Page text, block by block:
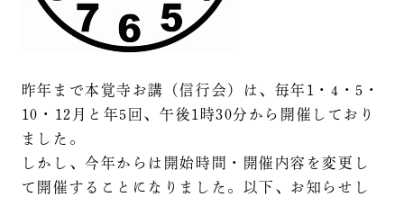
昨年まで本覚寺お講（信行会）は、毎年1・4・5・
10・12月と年5回、午後1時30分から開催しており
ました。
しかし、今年からは開始時間・開催内容を変更し
て開催することになりました。以下、お知らせし